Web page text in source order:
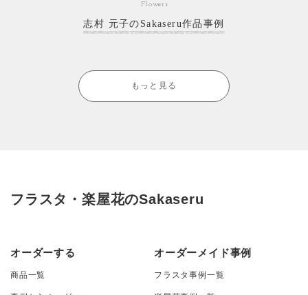
Flowers
志村 元子のSakaseru作品事例
もっと見る
フラスタ・楽屋花のSakaseru
オーダーする
商品一覧
オーダーメイド事例
フラスタ事例一覧